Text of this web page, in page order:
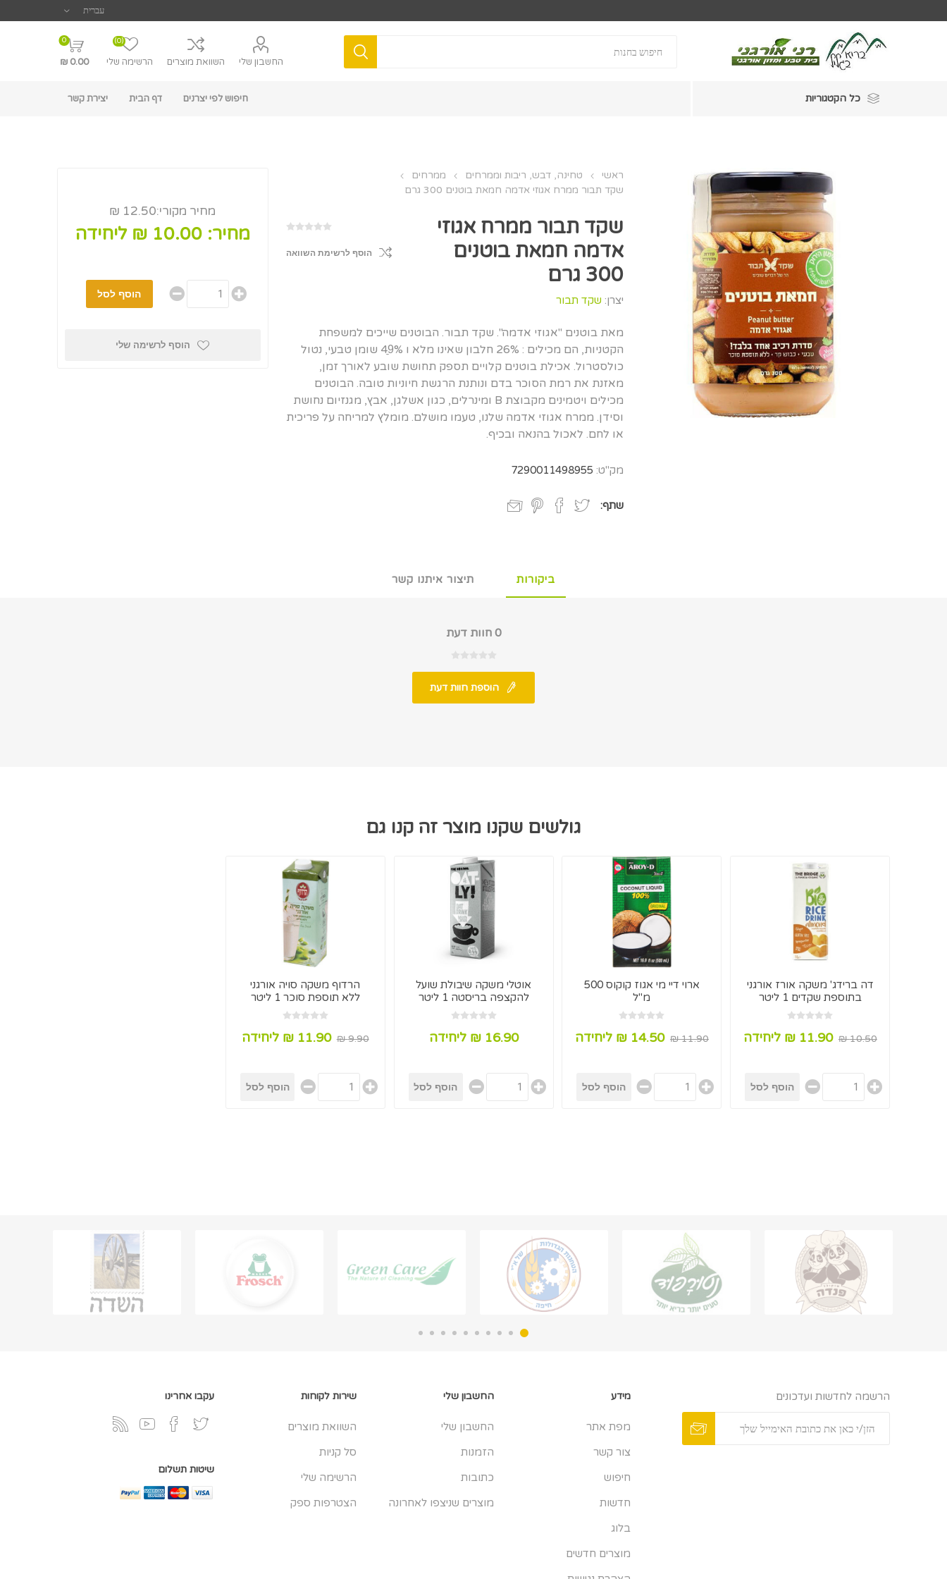
החשבון שלי השוואת מוצרים הרשימה שלי
(0)
0
0.00 ₪
כל הקטגוריות חיפוש לפי יצרנים דף הבית יצירת קשר
ראשי טחינה, דבש, ריבות וממרחים
ממרחים
שקד תבור ממרח אגוזי אדמה חמאת בוטנים 300 גרם
שקד תבור ממרח אגוזי
אדמה חמאת בוטנים
300 גרם
יצרן: שקד תבור
הוסף לרשימת השוואה
מאת בוטנים "אגוזי אדמה". שקד תבור. הבוטנים שייכים למשפחת
הקטניות, הם מכילים : 26% חלבון שאינו מלא ו 49ֵֵ% שומן טבעי, נטול
כולסטרול. אכילת בוטנים קלויים תספק תחושת שובע לאורך זמן,
מאזנת את רמת הסוכר בדם ונותנת הרגשת חיוניות טובה. הבוטנים
מכילים ויטמינים מקבוצת B ומינרלים, כגון אשלגן, אבץ, מגנזיום נחושת
וסידן. ממרח אגוזי אדמה שלנו, טעמו מושלם. מומלץ למריחה על פריכית
או לחם. לאכול בהנאה ובכיף.
מק"ט: 7290011498955
שתף:
מחיר מקורי:12.50 ₪
מחיר: 10.00 ₪ ליחידה
הוסף לרשימה שלי
ביקורות תיצור איתנו קשר
0 חוות דעת
הוספת חוות דעת
גולשים שקנו מוצר זה קנו גם
דה ברידג' משקה אורז אורגני
בתוספת שקדים 1 ליטר
10.50 ₪ 11.90 ₪ ליחידה
ארוי דיי מי אגוז קוקוס 500
מ"ל
11.90 ₪ 14.50 ₪ ליחידה
אוטלי משקה שיבולת שועל
להקצפה בריסטה 1 ליטר
16.90 ₪ ליחידה
הרדוף משקה סויה אורגני
ללא תוספת סוכר 1 ליטר
9.90 ₪ 11.90 ₪ ליחידה
הרשמה לחדשות ועדכונים מידע
מפת אתר
צור קשר
חיפוש
חדשות
בלוג
מוצרים חדשים
החשבון שלי
החשבון שלי
הזמנות
כתובות
מוצרים שניצפו לאחרונה
שירות לקוחות
השוואת מוצרים
סל קניות
הרשימה שלי
הצטרפות ספק
עקבו אחרינו
שיטות תשלום